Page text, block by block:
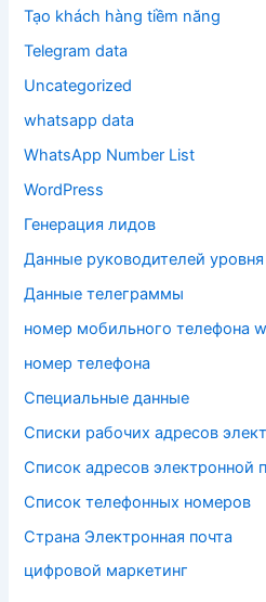
Tạo khách hàng tiềm năng
Telegram data
Uncategorized
whatsapp data
WhatsApp Number List
WordPress
Генерация лидов
Данные руководителей уровня
Данные телеграммы
номер мобильного телефона
номер телефона
Специальные данные
Списки рабочих адресов
Список адресов электронной
Список телефонных номеров
Страна Электронная почта
цифровой маркетинг